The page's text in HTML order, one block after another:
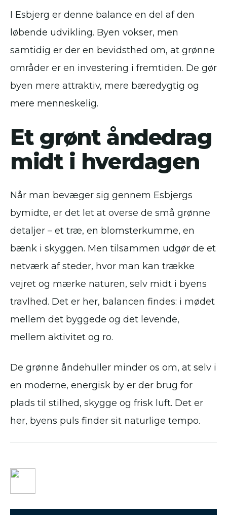
I Esbjerg er denne balance en del af den
løbende udvikling. Byen vokser, men
samtidig er der en bevidsthed om, at grønne
områder er en investering i fremtiden. De gør
byen mere attraktiv, mere bæredygtig og
mere menneskelig.
Et grønt åndedrag
midt i hverdagen
Når man bevæger sig gennem Esbjergs
bymidte, er det let at overse de små grønne
detaljer – et træ, en blomsterkumme, en
bænk i skyggen. Men tilsammen udgør de et
netværk af steder, hvor man kan trække
vejret og mærke naturen, selv midt i byens
travlhed. Det er her, balancen findes: i mødet
mellem det byggede og det levende,
mellem aktivitet og ro.
De grønne åndehuller minder os om, at selv i
en moderne, energisk by er der brug for
plads til stilhed, skygge og frisk luft. Det er
her, byens puls finder sit naturlige tempo.